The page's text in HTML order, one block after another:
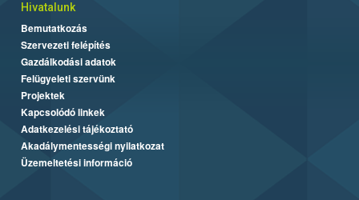
Hivatalunk
Bemutatkozás
Szervezeti felépítés
Gazdálkodási adatok
Felügyeleti szervünk
Projektek
Kapcsolódó linkek
Adatkezelési tájékoztató
Akadálymentességi nyilatkozat
Üzemeltetési információ